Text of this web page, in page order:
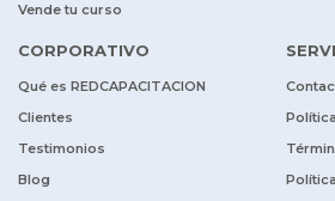
Vende tu curso
CORPORATIVO
Qué es REDCAPACITACION
Clientes
Testimonios
Blog